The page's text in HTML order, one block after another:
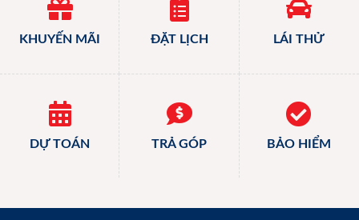
KHUYẾN MÃI ĐẶT LỊCH LÁI THỬ
DỰ TOÁN TRẢ GÓP BẢO HIỂM